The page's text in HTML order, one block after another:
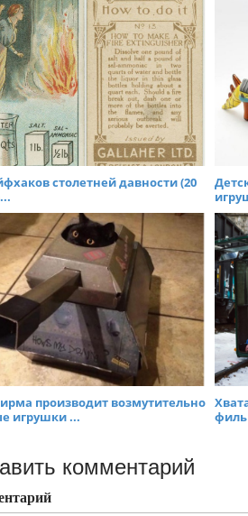
столетней давности (20
производит возмутительно
игрушки ...
комментарий